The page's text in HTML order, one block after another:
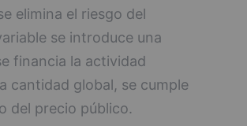
elimina el riesgo del
se introduce una
financia la actividad
cantidad global, se cumple
del precio público.